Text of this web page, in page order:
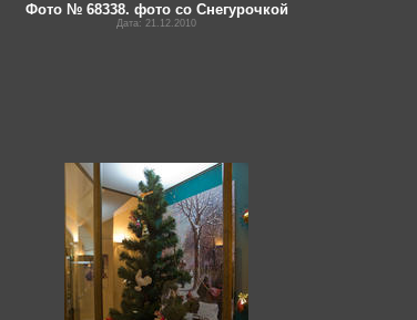
Фото № 68338. фото со Снегурочкой
Дата: 21.12.2010